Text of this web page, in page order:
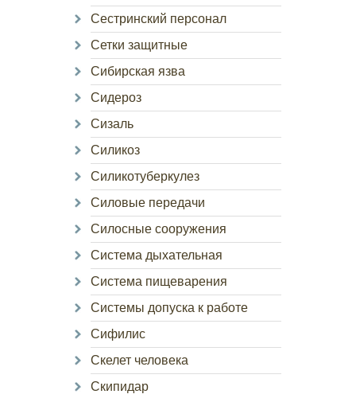
Сестринский персонал
Сетки защитные
Сибирская язва
Сидероз
Сизаль
Силикоз
Силикотуберкулез
Силовые передачи
Силосные сооружения
Система дыхательная
Система пищеварения
Системы допуска к работе
Сифилис
Скелет человека
Скипидар